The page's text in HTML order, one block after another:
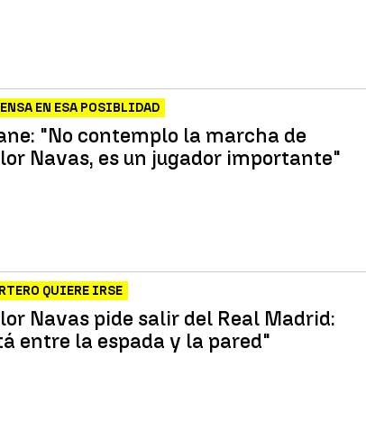
EN ESA POSIBLIDAD
"No contemplo la marcha de
Navas, es un jugador importante"
QUIERE IRSE
Navas pide salir del Real Madrid:
entre la espada y la pared"